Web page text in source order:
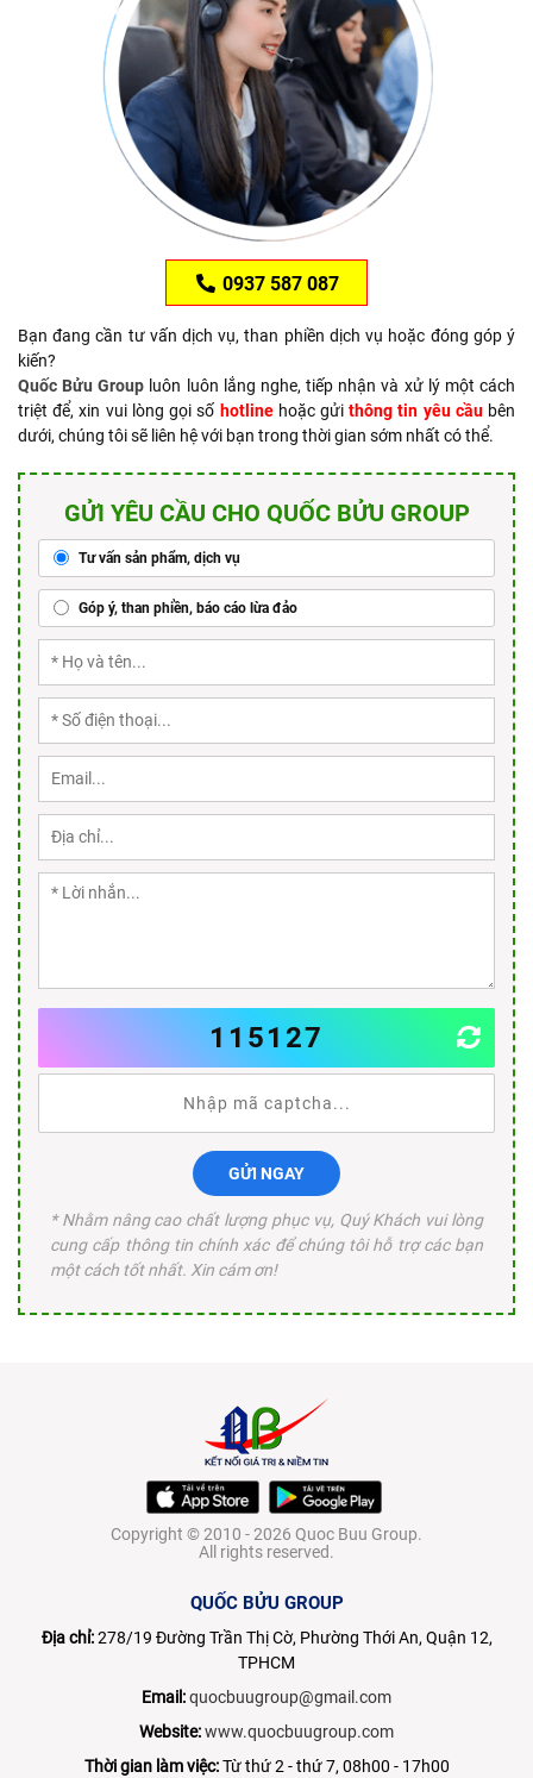
0937 587 087
Bạn đang cần tư vấn dịch vụ, than phiền dịch vụ hoặc đóng góp ý
kiến?
Quốc Bửu Group luôn luôn lắng nghe, tiếp nhận và xử lý một cách
triệt để, xin vui lòng gọi số hotlinehoặc gửithông tin yêu cầubên
dưới, chúng tôi sẽ liên hệ với bạn trong thời gian sớm nhất có thể.
GỬI YÊU CẦU CHO QUỐC BỬU GROUP
Tư vấn sản phẩm, dịch vụ
Góp ý, than phiền, báo cáo lừa đảo
115127
GỬI NGAY
* Nhằm nâng cao chất lượng phục vụ, Quý Khách vui lòng
cung cấp thông tin chính xác để chúng tôi hỗ trợ các bạn
một cách tốt nhất. Xin cám ơn!
Copyright © 2010 - 2026 Quoc Buu Group.
All rights reserved.
QUỐC BỬU GROUP
Địa chỉ:278/19 Đường Trần Thị Cờ, Phường Thới An, Quận 12,
TPHCM
Email:quocbuugroup@gmail.com
Website:www.quocbuugroup.com
Thời gian làm việc:Từ thứ 2 - thứ 7, 08h00 - 17h00